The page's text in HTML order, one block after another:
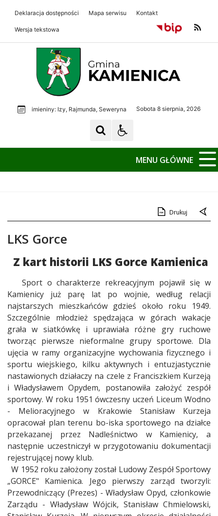
Deklaracja dostępności Mapa serwisu Kontakt
Wersja tekstowa
Gmina Kamienica
imieniny: Izy, Rajmunda, Seweryna Sobota 8 sierpnia, 2026
MENU GŁÓWNE
Drukuj
LKS Gorce
Treść
Z kart historii LKS Gorce Kamienica
Sport o charakterze rekreacyjnym pojawił się w
Kamienicy już parę lat po wojnie, według relacji
najstarszych mieszkańców gdzieś około roku 1949.
Szczególnie młodzież spędzająca w górach wakacje
grała w siatkówkę i uprawiała różne gry ruchowe
tworząc pierwsze nieformalne grupy sportowe. Dla
ujęcia w ramy organizacyjne wychowania fizycznego i
sportu wiejskiego, kilku aktywnych i entuzjastycznie
nastawionych działaczy na czele z Franciszkiem Kurzeją
i Władysławem Opydem, postanowiła założyć zespół
sportowy. W roku 1951 ówczesny uczeń Liceum Wodno
- Melioracyjnego w Krakowie Stanisław Kurzeja
opracował plan terenu bo-iska sportowego na działce
przekazanej przez Nadleśnictwo w Kamienicy, a
następnie uczestniczył w przygotowaniu dokumentacji
rejestrującej nowy klub.
W 1952 roku założony został Ludowy Zespół Sportowy
„GORCE" Kamienica. Jego pierwszy zarząd tworzyli:
Przewodniczący (Prezes) - Władysław Opyd, członkowie
Zarządu - Władysław Wójcik, Stanisław Chmielowski,